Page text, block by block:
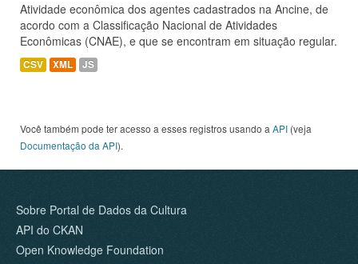
Atividade econômica dos agentes cadastrados na Ancine, de
acordo com a Classificação Nacional de Atividades
Econômicas (CNAE), e que se encontram em situação regular.
CSV XML JS
Você também pode ter acesso a esses registros usando a API (veja
Documentação da API).
Sobre Portal de Dados da Cultura
API do CKAN
Open Knowledge Foundation